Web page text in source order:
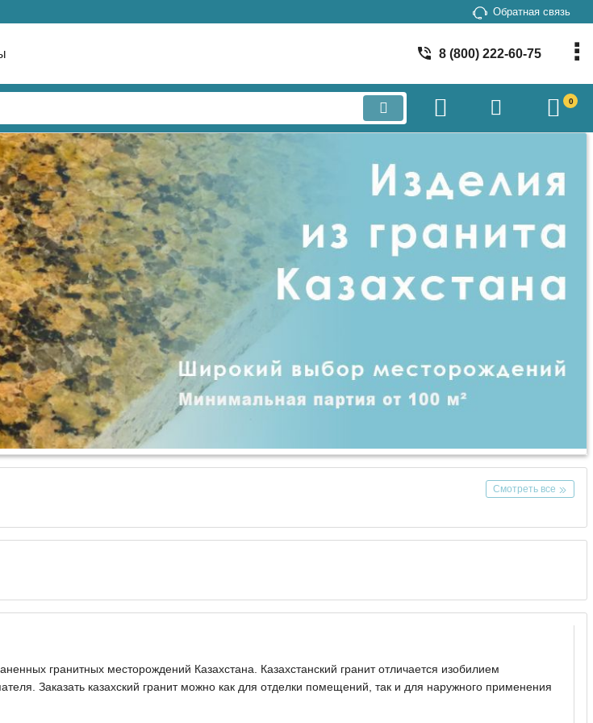
Обратная связь
8 (800) 222-60-75
0
Смотреть все
гранитных месторождений Казахстана. Казахстанский гранит отличается изобилием
Заказать казахский гранит можно как для отделки помещений, так и для наружного применения